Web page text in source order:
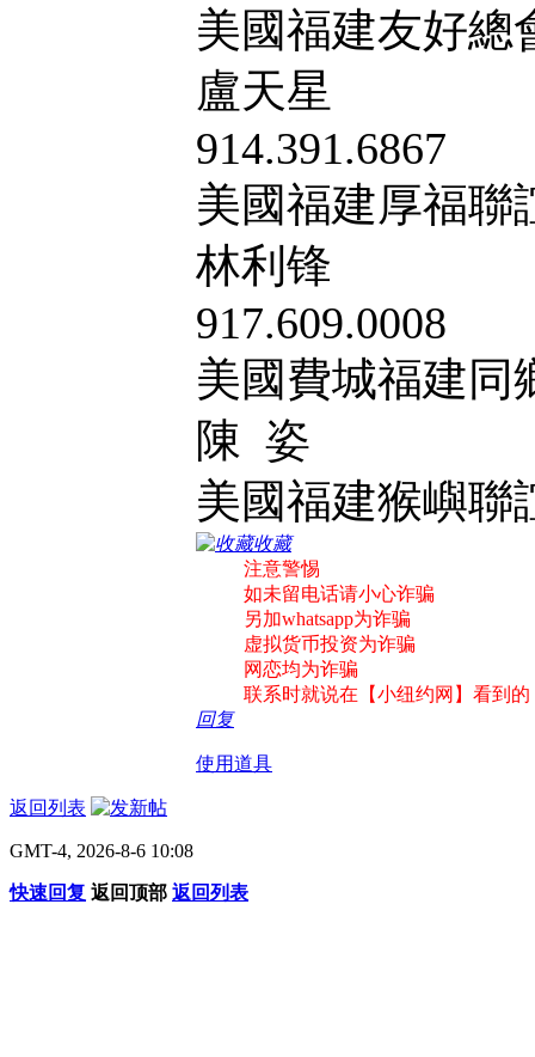
美國福建友好
盧天星
914.391.6867
美國福建厚福
林利锋
917.609.0008
美國費城福建
陳 姿
美國福建猴嶼
收藏
注意警惕
如未留电话请小心诈骗
另加whatsapp为诈骗
虚拟货币投资为诈骗
网恋均为诈骗
联系时就说在【小纽约网】看到的
回复
使用道具
返回列表
GMT-4, 2026-8-6 10:08
快速回复 返回顶部 返回列表